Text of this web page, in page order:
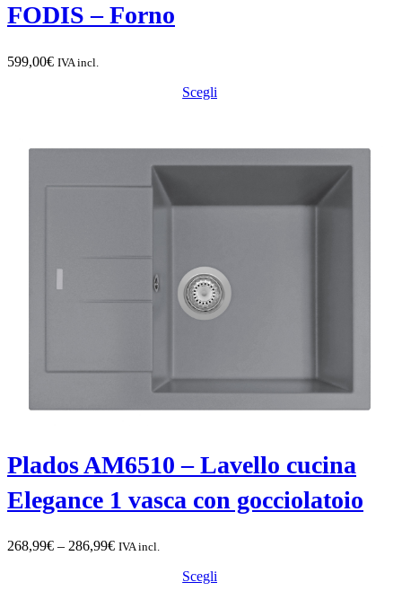
FODIS – Forno
599,00€ IVA incl.
Scegli
Plados AM6510 – Lavello cucina
Elegance 1 vasca con gocciolatoio
268,99€ – 286,99€Fascia
IVA incl.
Scegli